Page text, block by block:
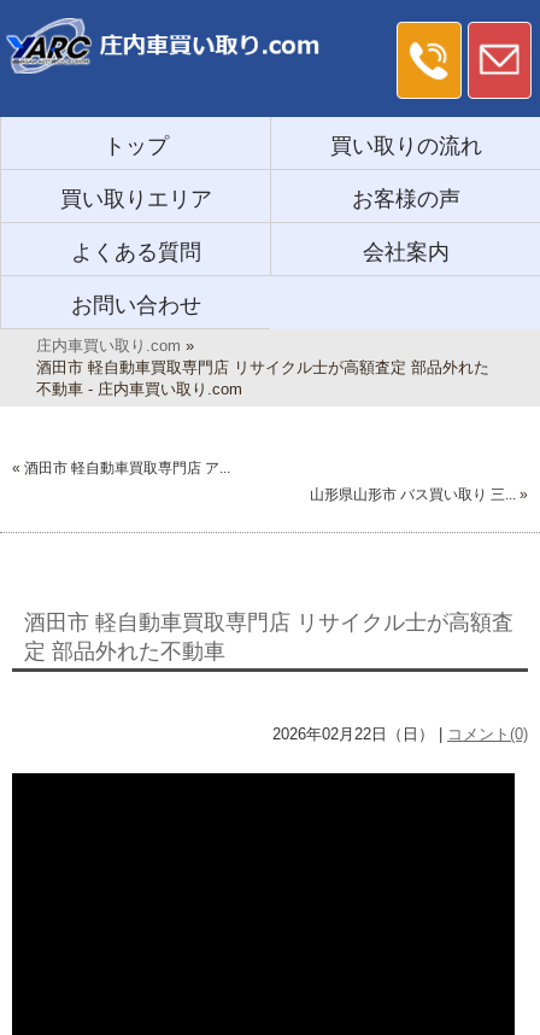
トップ 買い取りの流れ
買い取りエリア お客様の声
よくある質問 会社案内
お問い合わせ
庄内車買い取り.com »
酒田市 軽自動車買取専門店 リサイクル士が高額査定 部品外れた
不動車 - 庄内車買い取り.com
« 酒田市 軽自動車買取専門店 ア...
山形県山形市 バス買い取り 三... »
酒田市 軽自動車買取専門店 リサイクル士が高額査
定 部品外れた不動車
2026年02月22日（日） | コメント(0)